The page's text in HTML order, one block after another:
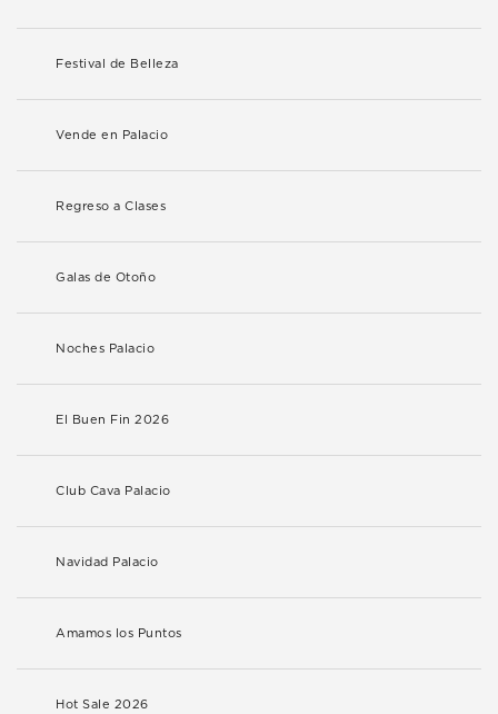
Festival de Belleza
Vende en Palacio
Regreso a Clases
Galas de Otoño
Noches Palacio
El Buen Fin 2026
Club Cava Palacio
Navidad Palacio
Amamos los Puntos
Hot Sale 2026